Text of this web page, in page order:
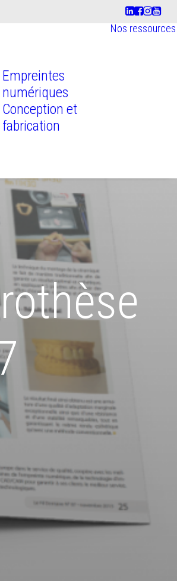
Empreintes
numériques
Conception et
fabrication
Nos ressources